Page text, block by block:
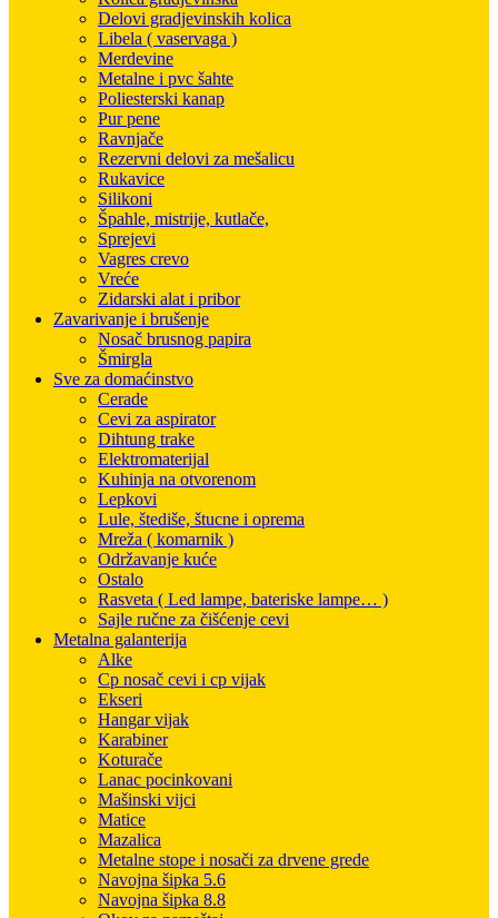
Delovi gradjevinskih kolica
Libela ( vaservaga )
Merdevine
Metalne i pvc šahte
Poliesterski kanap
Pur pene
Ravnjače
Rezervni delovi za mešalicu
Rukavice
Silikoni
Špahle, mistrije, kutlače,
Sprejevi
Vagres crevo
Vreće
Zidarski alat i pribor
Zavarivanje i brušenje
Nosač brusnog papira
Šmirgla
Sve za domaćinstvo
Cerade
Cevi za aspirator
Dihtung trake
Elektromaterijal
Kuhinja na otvorenom
Lepkovi
Lule, štediše, štucne i oprema
Mreža ( komarnik )
Održavanje kuće
Ostalo
Rasveta ( Led lampe, bateriske lampe… )
Sajle ručne za čišćenje cevi
Metalna galanterija
Alke
Cp nosač cevi i cp vijak
Ekseri
Hangar vijak
Karabiner
Koturače
Lanac pocinkovani
Mašinski vijci
Matice
Mazalica
Metalne stope i nosači za drvene grede
Navojna šipka 5.6
Navojna šipka 8.8